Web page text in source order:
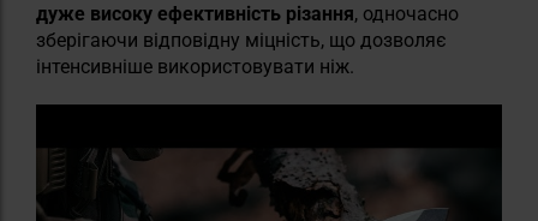
дуже високу ефективність різання, одночасно
зберігаючи відповідну міцність, що дозволяє
інтенсивніше використовувати ніж.